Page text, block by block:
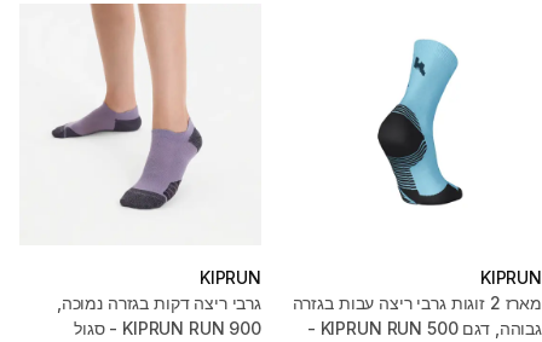
KIPRUN
מארז 2 זוגות גרבי ריצה עבות בגזרה
גבוהה, דגם KIPRUN RUN 500 -
KIPRUN
גרבי ריצה דקות בגזרה נמוכה,
KIPRUN RUN 900 - סגול